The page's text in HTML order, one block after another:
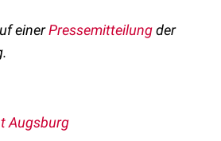
einerPressemitteilungder
Augsburg